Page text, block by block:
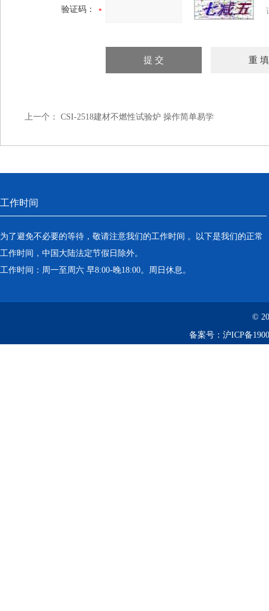
验证码：
上一个： CSI-2518建材不燃性试验炉 操作简单易学
工作时间
为了避免不必要的等待，敬请注意我们的工作时间 。以下是我们的正常
工作时间，中国大陆法定节假日除外。
工作时间：周一至周六 早8:00-晚18:00。周日休息。
©
备案号： 沪ICP备